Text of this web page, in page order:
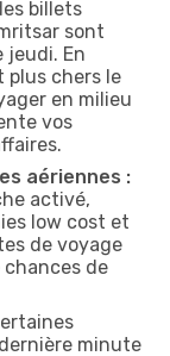
billets
sont
jeudi. En
plus chers le
en milieu
vos
aériennes :
activé,
low cost et
de voyage
de
minute